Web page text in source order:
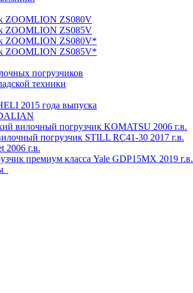
ZOOMLION ZS080V
ZOOMLION ZS085V
ZOOMLION ZS080V*
ZOOMLION ZS085V*
погрузчиков
техники
2015 года выпуска
вилочный погрузчик KOMATSU 2006 г.в.
погрузчик STILL RC41-30 2017 г.в.
2006 г.в.
премиум класса Yale GDP15MX 2019 г.в.